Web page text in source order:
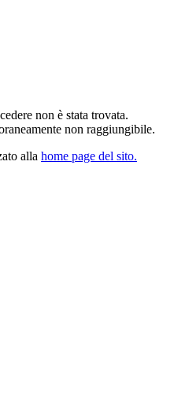
non è stata trovata.
non raggiungibile.
alla home page del sito.